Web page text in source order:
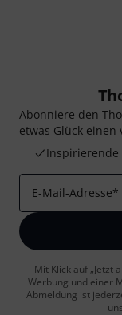
Abonniere den
etwas Glück einen
Inspirierende
E-Mail-Adresse*
Mit Klick auf „Jetzt
Werbung und einer
Abmeldung ist